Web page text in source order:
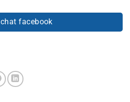
chat facebook